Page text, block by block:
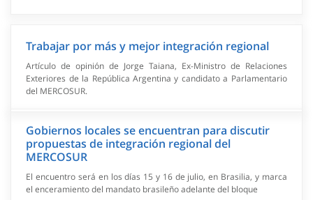
Trabajar por más y mejor integración regional
Artículo de opinión de Jorge Taiana, Ex-Ministro de Relaciones
Exteriores de la República Argentina y candidato a Parlamentario
del MERCOSUR.
Gobiernos locales se encuentran para discutir
propuestas de integración regional del
MERCOSUR
El encuentro será en los días 15 y 16 de julio, en Brasilia, y marca
el enceramiento del mandato brasileño adelante del bloque